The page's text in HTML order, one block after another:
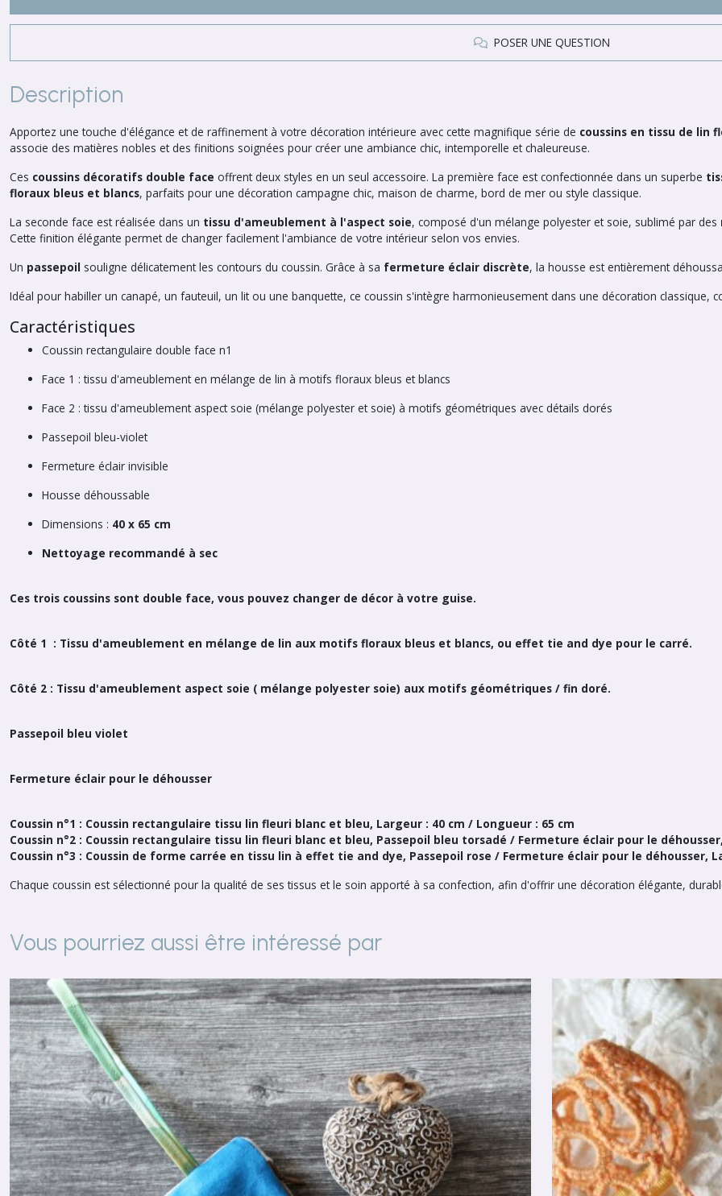
POSER UNE QUESTION
Description
Apportez une touche d'élégance et de raffinement à votre décoration intérieure avec cette magnifique série de coussins en tissu de lin
associe des matières nobles et des finitions soignées pour créer une ambiance chic, intemporelle et chaleureuse.
Ces coussins décoratifs double face offrent deux styles en un seul accessoire. La première face est confectionnée dans un superbe
floraux bleus et blancs, parfaits pour une décoration campagne chic, maison de charme, bord de mer ou style classique.
La seconde face est réalisée dans un tissu d'ameublement à l'aspect soie, composé d'un mélange polyester et soie, sublimé par des
Cette finition élégante permet de changer facilement l'ambiance de votre intérieur selon vos envies.
Un passepoil souligne délicatement les contours du coussin. Grâce à sa fermeture éclair discrète, la housse est entièrement
Idéal pour habiller un canapé, un fauteuil, un lit ou une banquette, ce coussin s'intègre harmonieusement dans une décoration classique,
Caractéristiques
Coussin rectangulaire double face n1
Face 1 : tissu d'ameublement en mélange de lin à motifs floraux bleus et blancs
Face 2 : tissu d'ameublement aspect soie (mélange polyester et soie) à motifs géométriques avec détails dorés
Passepoil bleu-violet
Fermeture éclair invisible
Housse déhoussable
Dimensions : 40 x 65 cm
Nettoyage recommandé à sec
Ces trois coussins sont double face, vous pouvez changer de décor à votre guise.
Côté 1 : Tissu d'ameublement en mélange de lin aux motifs floraux bleus et blancs, ou effet tie and dye pour le carré.
Côté 2 : Tissu d'ameublement aspect soie ( mélange polyester soie) aux motifs géométriques / fin doré.
Passepoil bleu violet
Fermeture éclair pour le déhousser
Coussin n°1 : Coussin rectangulaire tissu lin fleuri blanc et bleu, Largeur : 40 cm / Longueur : 65 cm
Coussin n°2 : Coussin rectangulaire tissu lin fleuri blanc et bleu, Passepoil bleu torsadé / Fermeture éclair pour le
Coussin n°3 : Coussin de forme carrée en tissu lin à effet tie and dye, Passepoil rose / Fermeture éclair pour le déhousser,
Chaque coussin est sélectionné pour la qualité de ses tissus et le soin apporté à sa confection, afin d'offrir une décoration élégante,
Vous pourriez aussi être intéressé par